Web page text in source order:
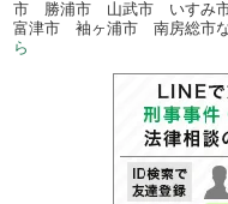
市 勝浦市 山武市 いすみ
富津市 袖ヶ浦市 南房総市
ら